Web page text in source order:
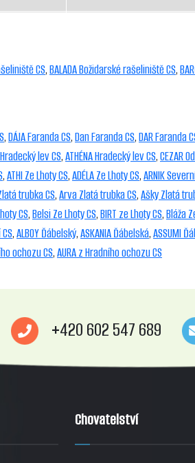
CS,BALADA Božidarské rašeliniště CS,
,DÁJA Faranda CS,Dan Faranda CS,DAR Faranda
lev CS,ATHÉNA Hradecký lev CS,CEZAR
,ATHI Ze Lhoty CS,ADÉLA Ze Lhoty CS,ARNIK
trubka CS,Arva Zlatá trubka CS,Ašky Zlatá
CS,Belsi Ze Lhoty CS,BIRT ze Lhoty CS,Bláža
,ALBOY Ďábelský,ASKANIA Ďábelská,ASSUMI
ochozu CS,AURA z Hradního ochozu CS
+420 602 547 689
Chovatelství